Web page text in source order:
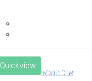
Quickview
אזל המלאי